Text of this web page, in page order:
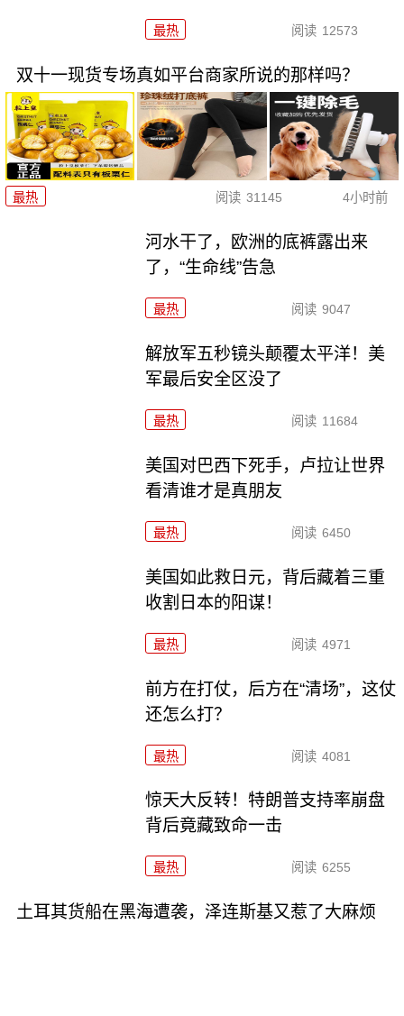
最热 阅读 12573
双十一现货专场真如平台商家所说的那样吗？
最热 阅读 31145 4小时前
河水干了，欧洲的底裤露出来
了，“生命线”告急
最热 阅读 9047
解放军五秒镜头颠覆太平洋！美
军最后安全区没了
最热 阅读 11684
美国对巴西下死手，卢拉让世界
看清谁才是真朋友
最热 阅读 6450
美国如此救日元，背后藏着三重
收割日本的阳谋！
最热 阅读 4971
前方在打仗，后方在“清场”，这仗
还怎么打？
最热 阅读 4081
惊天大反转！特朗普支持率崩盘
背后竟藏致命一击
最热 阅读 6255
土耳其货船在黑海遭袭，泽连斯基又惹了大麻烦